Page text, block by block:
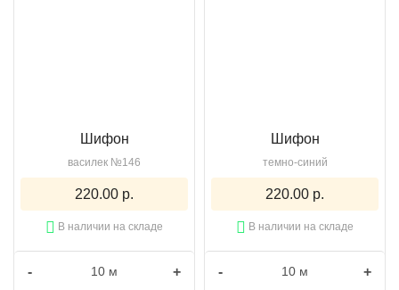
Шифон
василек №146
220.00 р.
В наличии на складе
- +
Шифон
темно-синий
220.00 р.
В наличии на складе
- +